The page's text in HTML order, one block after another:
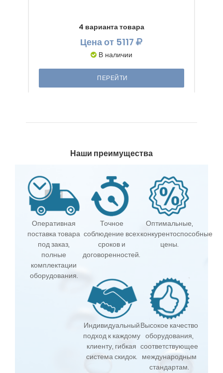
4 варианта товара
Ценаот 5117
В наличии
ПЕРЕЙТИ
Наши преимущества
Оперативная
поставка товара
под заказ,
полные
комплектации
оборудования.
Точное
соблюдение всех
сроков и
договоренностей.
Оптимальные,
конкурентоспособные
цены.
Индивидуальный
подход к каждому
клиенту, гибкая
система скидок.
Высокое качество
оборудования,
соответствующее
международным
стандартам.